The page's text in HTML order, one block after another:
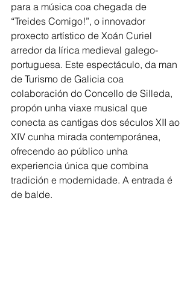
para a música coa chegada de
“Treides Comigo!”, o innovador
proxecto artístico de Xoán Curiel
arredor da lírica medieval galego-
portuguesa. Este espectáculo, da man
de Turismo de Galicia coa
colaboración do Concello de Silleda,
propón unha viaxe musical que
conecta as cantigas dos séculos XII ao
XIV cunha mirada contemporánea,
ofrecendo ao público unha
experiencia única que combina
tradición e modernidade. A entrada é
de balde.